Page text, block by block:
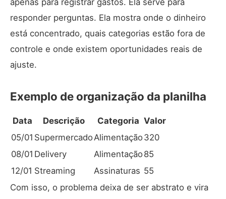
apenas para registrar gastos. Ela serve para
responder perguntas. Ela mostra onde o dinheiro
está concentrado, quais categorias estão fora de
controle e onde existem oportunidades reais de
ajuste.
Exemplo de organização da planilha
Data Descrição Categoria Valor
05/01 SupermercadoAlimentação320
08/01 Delivery Alimentação85
12/01 Streaming Assinaturas 55
Com isso, o problema deixa de ser abstrato e vira